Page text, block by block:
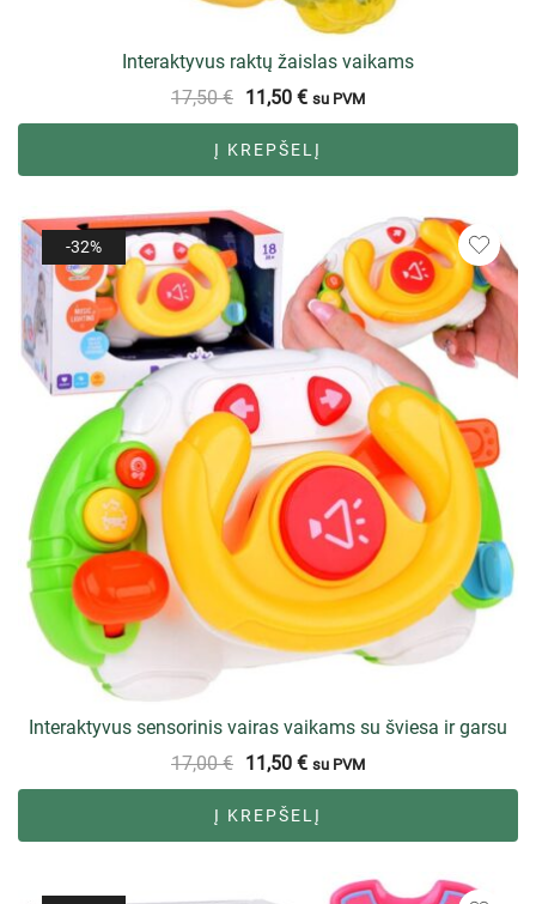
Interaktyvus raktų žaislas vaikams
17,50€ 11,50 € su PVM
Į KREPŠELĮ
-32%
Interaktyvus sensorinis vairas vaikams su šviesa ir garsu
17,00€ 11,50 € su PVM
Į KREPŠELĮ